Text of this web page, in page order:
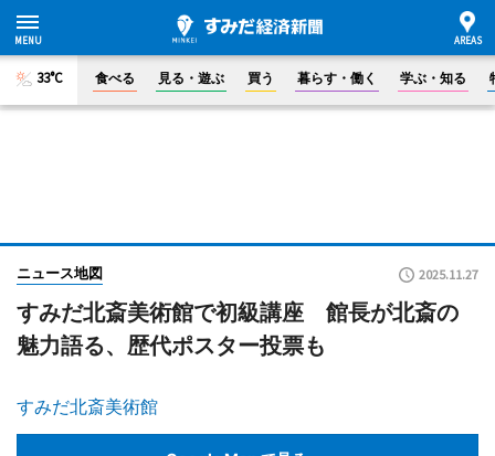
33°C 食べる 見る・遊ぶ 買う 暮らす・働く 学ぶ・知る
ニュース地図 2025.11.27
すみだ北斎美術館で初級講座 館長が北斎の
魅力語る、歴代ポスター投票も
すみだ北斎美術館